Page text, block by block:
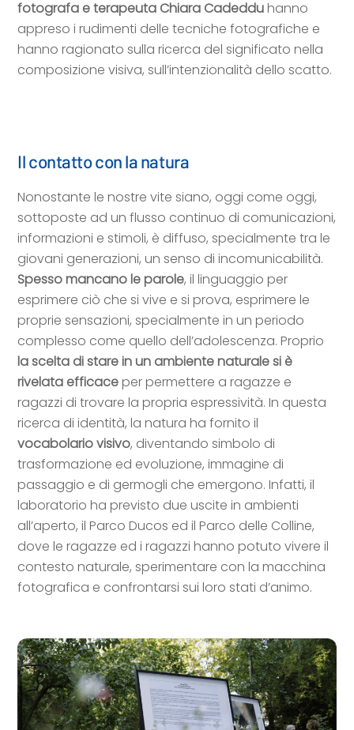
fotografa e terapeuta Chiara Cadedduhanno
appreso i rudimenti delle tecniche fotografiche e
hanno ragionato sulla ricerca del significato nella
composizione visiva, sull’intenzionalità dello scatto.
Il contatto con la natura
Nonostante le nostre vite siano, oggi come oggi,
sottoposte ad un flusso continuo di comunicazioni,
informazioni e stimoli, è diffuso, specialmente tra le
giovani generazioni, un senso di incomunicabilità.
Spesso mancano le parole, il linguaggio per
esprimere ciò che si vive e si prova, esprimere le
proprie sensazioni, specialmente in un periodo
complesso come quello dell’adolescenza. Proprio
la scelta di stare in un ambiente naturalesi è
rivelata efficaceper permettere a ragazze e
ragazzi di trovare la propria espressività. In questa
ricerca di identità, la natura ha fornito il
vocabolario visivo, diventando simbolo di
trasformazione ed evoluzione, immagine di
passaggio e di germogli che emergono. Infatti, il
laboratorio ha previsto due uscite in ambienti
all’aperto, il Parco Ducos ed il Parco delle Colline,
dove le ragazze ed i ragazzi hanno potuto vivere il
contesto naturale, sperimentare con la macchina
fotografica e confrontarsi sui loro stati d’animo.